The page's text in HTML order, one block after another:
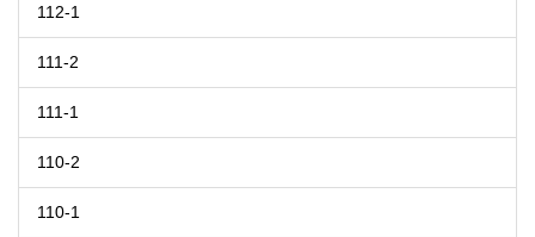
112-1
111-2
111-1
110-2
110-1